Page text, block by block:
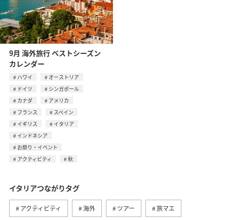
9月 海外旅行 ベストシーズン
カレンダー
ハワイ
オーストリア
ドイツ
シンガポール
カナダ
アメリカ
フランス
スペイン
イギリス
イタリア
インドネシア
お祭り・イベント
アクティビティ
秋
イタリアつながりタグ
アクティビティ 海外 ツアー 旅マエ